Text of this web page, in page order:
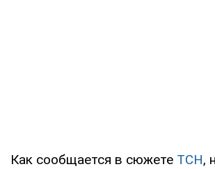
Как сообщается в сюжете ТСН,